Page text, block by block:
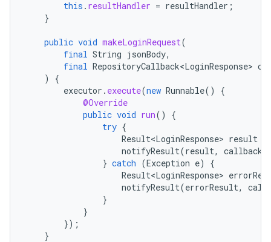
this . resultHandler = resultHandler ;
}
public void makeLoginRequest(
final String jsonBody,
final RepositoryCallback<LoginResponse>
)
{
executor . execute(new Runnable()
{
@Override
public void run()
{
try {
Result<LoginResponse> result
notifyResult(result, callback
} catch (Exception e)
{
Result<LoginResponse>
notifyResult(errorResult,
}
}
});
}